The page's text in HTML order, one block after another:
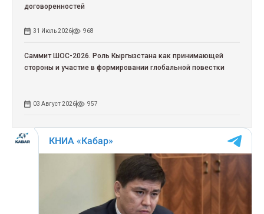
договоренностей
31 Июль 2026 968
Саммит ШОС-2026. Роль Кыргызстана как принимающей
стороны и участие в формировании глобальной повестки
03 Август 2026 957